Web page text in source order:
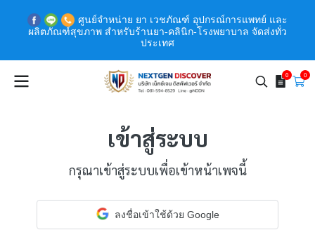
ศูนย์จำหน่าย ยา เวชภัณฑ์ อุปกรณ์การแพทย์ และ
ผลิตภัณฑ์สุขภาพ สำหรับร้านยา-คลินิก-โรงพยาบาล จัดส่งทั่ว
ประเทศ
0 0
เข้าสู่ระบบ
กรุณาเข้าสู่ระบบเพื่อเข้าหน้าเพจนี้
ลงชื่อเข้าใช้ด้วย Google